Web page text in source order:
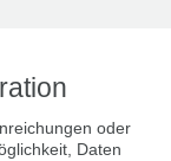
oder
Daten